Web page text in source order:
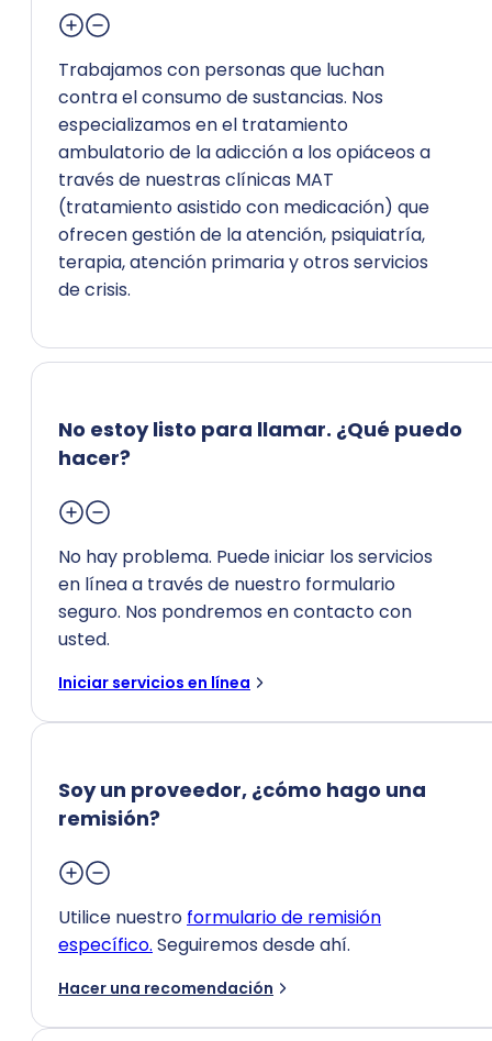
Trabajamos con personas que luchan
contra el consumo de sustancias. Nos
especializamos en el tratamiento
ambulatorio de la adicción a los opiáceos a
través de nuestras clínicas MAT
(tratamiento asistido con medicación) que
ofrecen gestión de la atención, psiquiatría,
terapia, atención primaria y otros servicios
de crisis.
No estoy listo para llamar. ¿Qué puedo
hacer?
No hay problema. Puede iniciar los servicios
en línea a través de nuestro formulario
seguro. Nos pondremos en contacto con
usted.
Iniciar servicios en línea
Soy un proveedor, ¿cómo hago una
remisión?
Utilice nuestro formulario de remisión
específico. Seguiremos desde ahí.
Hacer una recomendación